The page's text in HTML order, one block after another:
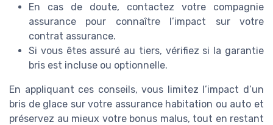
En cas de doute, contactez votre compagnie
assurance pour connaître l’impact sur votre
contrat assurance.
Si vous êtes assuré au tiers, vérifiez si la garantie
bris est incluse ou optionnelle.
En appliquant ces conseils, vous limitez l’impact d’un
bris de glace sur votre assurance habitation ou auto et
préservez au mieux votre bonus malus, tout en restant